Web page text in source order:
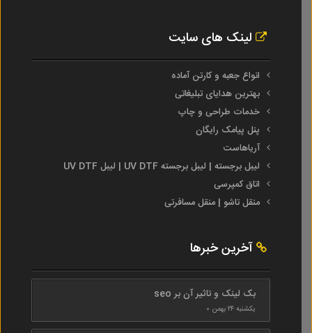
لینک های سایت
انواع جعبه و کارتن آماده
بهترین هدایای تبلیغاتی
خدمات طراحی و چاپ
پنل پیامک رایگان
آریاهاست
لیبل برجسته | لیبل برجسته UV DTF | لیبل UV DTF
اتاق کمپرسی
منقل تاشو | منقل مسافرتی
آخرین خبرها
بک لینک و تاثیر آن بر seo
یکشنبه ۲۴ بهمن ۰